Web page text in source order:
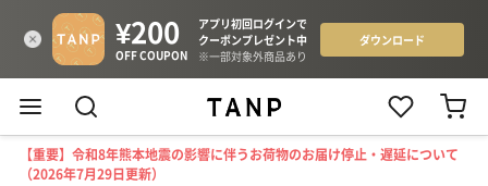
【重要】令和8年熊本地震の影響に伴うお荷物のお届け停止・遅延について
（2026年7月29日更新）